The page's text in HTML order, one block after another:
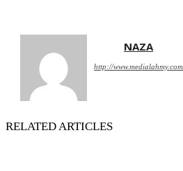
NAZA
http://www.medialahmy.com
RELATED ARTICLES